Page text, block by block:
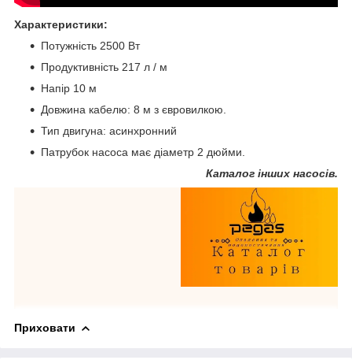
Характеристики:
Потужність 2500 Вт
Продуктивність 217 л / м
Напір 10 м
Довжина кабелю: 8 м з євровилкою.
Тип двигуна: асинхронний
Патрубок насоса має діаметр 2 дюйми.
Каталог інших насосів.
Приховати